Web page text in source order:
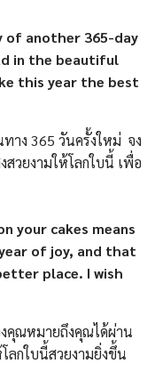
of another 365-day
in the beautiful
this year the best
าง 365 วันครั้งใหม่ จง
วยงามให้โลกใบนี้ เพื่อ
your cakes means
of joy, and that
place. I wish
คุณหมายถึงคุณได้ผ่าน
ลกใบนี้สวยงามยิ่งขึ้น